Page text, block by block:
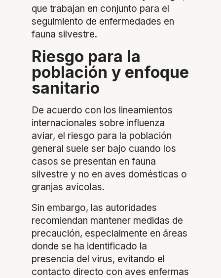
que trabajan en conjunto para el
seguimiento de enfermedades en
fauna silvestre.
Riesgo para la
población y enfoque
sanitario
De acuerdo con los lineamientos
internacionales sobre influenza
aviar, el riesgo para la población
general suele ser bajo cuando los
casos se presentan en fauna
silvestre y no en aves domésticas o
granjas avícolas.
Sin embargo, las autoridades
recomiendan mantener medidas de
precaución, especialmente en áreas
donde se ha identificado la
presencia del virus, evitando el
contacto directo con aves enfermas